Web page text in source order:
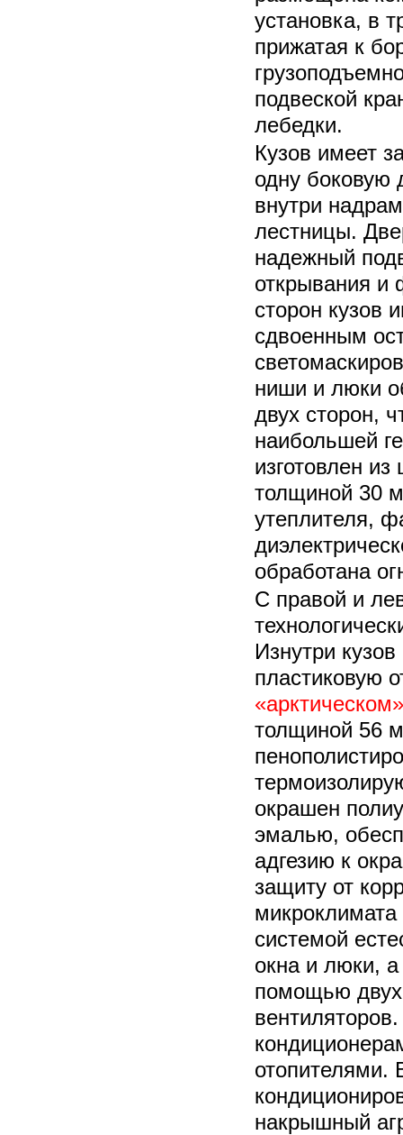
установка, в
прижатая к
подвеской
лебедки.
Кузов имеет
одну боковую
внутри
лестницы.
надежный
открывания и
сторон кузов
сдвоенным
ниши и люки
двух сторон,
наибольшей
изготовлен
толщиной 30
утеплителя,
обработана
С правой и
Изнутри
пластиковую
«арктическом»
толщиной 56
окрашен
эмалью,
адгезию к
защиту от
системой
окна и люки,
помощью
отопителями.
накрышный